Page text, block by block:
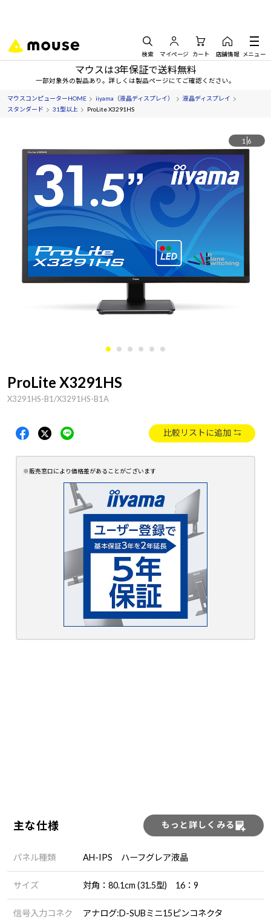
検索 マイページ カート 店舗情報 メニュー
マウスは3年保証で送料無料
一部対象外の製品あり。詳しくは製品ページにてご確認ください。
マウスコンピューターHOME iiyama（液晶ディスプレイ）
液晶ディスプレイ
スタンダード
31型以上 ProLite X3291HS
1 6
ProLite X3291HS
X3291HS-B1/X3291HS-B1A
比較リストに追加
主な仕様 もっと詳しくみる
パネル種類 AH-IPS ハーフグレア液晶
サイズ 対角：80.1cm (31.5型) 16：9
信号入力コネク
アナログ:D-SUBミニ15ピンコネクタ